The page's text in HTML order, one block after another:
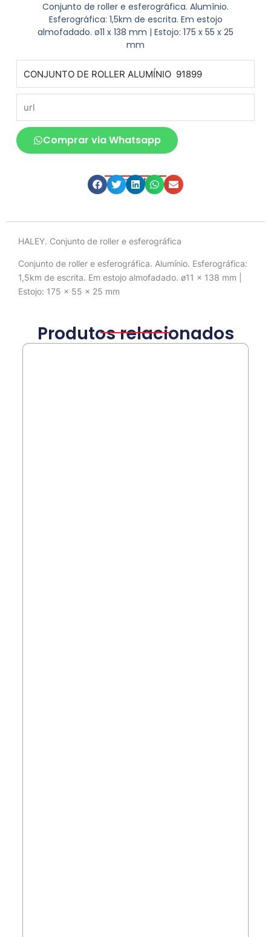
Conjunto de roller e esferográfica. Alumínio.
Esferográfica: 1,5km de escrita. Em estojo
almofadado. ø11 x 138 mm | Estojo: 175 x 55 x 25
mm
Comprar via Whatsapp
Compartilhe
HALEY. Conjunto de roller e esferográfica
Conjunto de roller e esferográfica. Alumínio. Esferográfica:
1,5km de escrita. Em estojo almofadado. ø11 x 138 mm |
Estojo: 175 x 55 x 25 mm
Produtos relacionados